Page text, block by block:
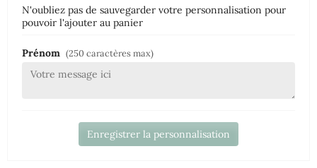
N'oubliez pas de sauvegarder votre personnalisation pour
pouvoir l'ajouter au panier
Prénom (250 caractères max)
Enregistrer la personnalisation